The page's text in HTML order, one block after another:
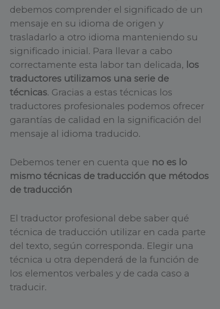
debemos comprender el significado de un
mensaje en su idioma de origen y
trasladarlo a otro idioma manteniendo su
significado inicial. Para llevar a cabo
correctamente esta labor tan delicada, los
traductores utilizamos una serie de
técnicas. Gracias a estas técnicas los
traductores profesionales podemos ofrecer
garantías de calidad en la significación del
mensaje al idioma traducido.
Debemos tener en cuenta que no es lo
mismo técnicas de traducción que métodos
de traducción
El traductor profesional debe saber qué
técnica de traducción utilizar en cada parte
del texto, según corresponda. Elegir una
técnica u otra dependerá de la función de
los elementos verbales y de cada caso a
traducir.